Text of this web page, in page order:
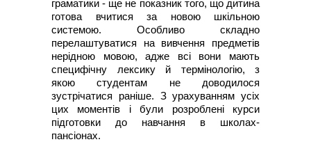
граматики - ще не показник того, що дитина
готова вчитися за новою шкільною
системою. Особливо складно
перелаштуватися на вивчення предметів
нерідною мовою, адже всі вони мають
специфічну лексику й термінологію, з
якою студентам не доводилося
зустрічатися раніше. З урахуванням усіх
цих моментів і були розроблені курси
підготовки до навчання в школах-
пансіонах.